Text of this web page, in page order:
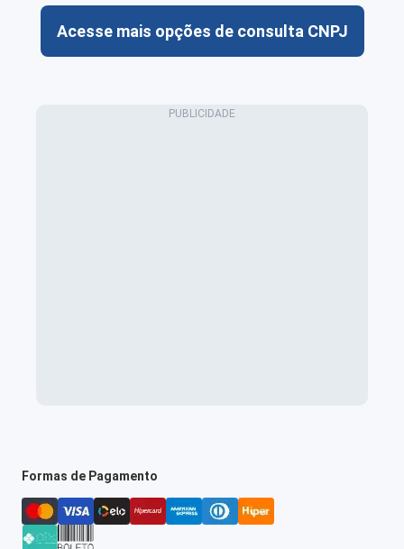
Acesse mais opções de consulta CNPJ
Formas de Pagamento